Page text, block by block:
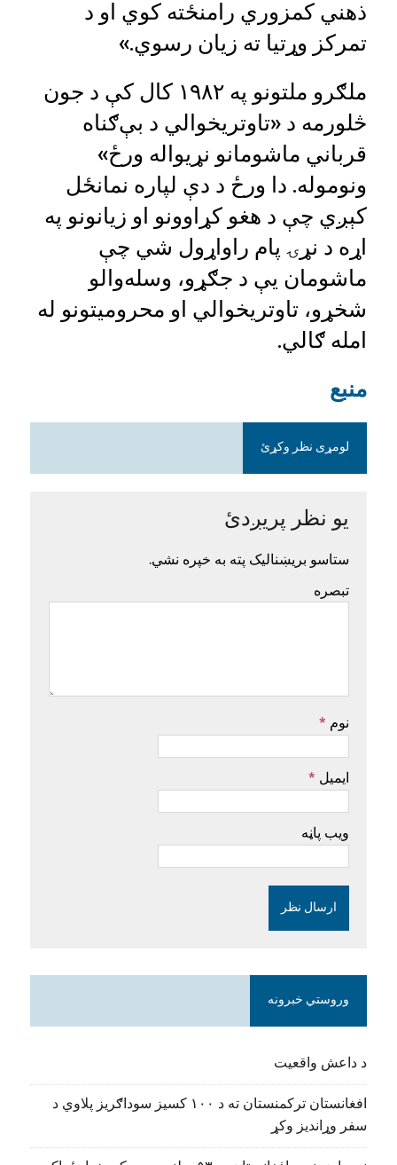
ذهني کمزوري رامنځته کوي او د
تمرکز وړتیا ته زیان رسوي.»
ملګرو ملتونو په ۱۹۸۲ کال کې د جون
څلورمه د «تاوتریخوالي د بې‌ګناه
قرباني ماشومانو نړیواله ورځ»
ونوموله. دا ورځ د دې لپاره نمانځل
کېږي چې د هغو کړاوونو او زیانونو په
اړه د نړۍ پام راواړول شي چې
ماشومان یې د جګړو، وسله‌والو
شخړو، تاوتریخوالي او محرومیتونو له
امله ګالي.
منبع
لومړی نظر وکړئ
یو نظر پریږدئ
ستاسو بریښنالیک پته به خپره نشي.
تبصره
نوم *
ایمیل *
ویب پاڼه
وروستي خبرونه
د داعش واقعیت
افغانستان ترکمنستان ته د ۱۰۰ کسیز سوداګریز پلاوي د
سفر وړاندیز وکړ